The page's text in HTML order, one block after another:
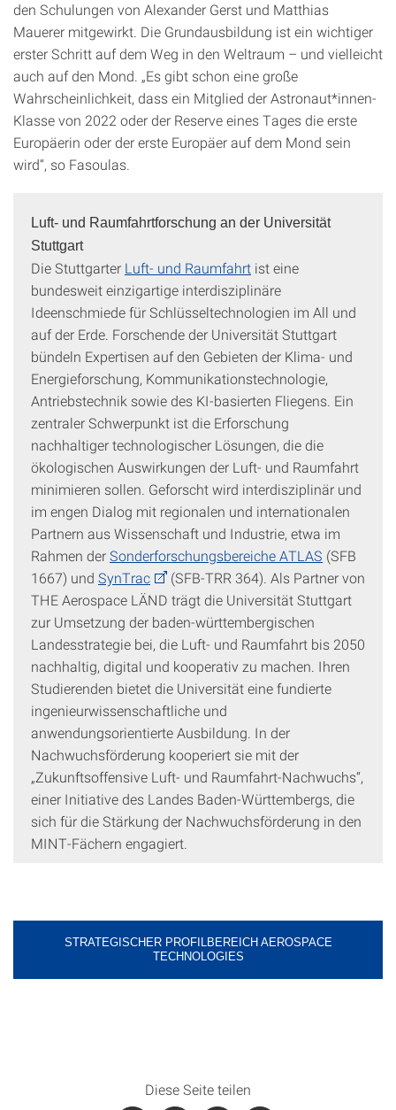
den Schulungen von Alexander Gerst und Matthias
Mauerer mitgewirkt. Die Grundausbildung ist ein wichtiger
erster Schritt auf dem Weg in den Weltraum – und vielleicht
auch auf den Mond. „Es gibt schon eine große
Wahrscheinlichkeit, dass ein Mitglied der Astronaut*innen-
Klasse von 2022 oder der Reserve eines Tages die erste
Europäerin oder der erste Europäer auf dem Mond sein
wird“, so Fasoulas.
Luft- und Raumfahrtforschung an der Universität
Stuttgart
Die Stuttgarter Luft- und Raumfahrt ist eine
bundesweit einzigartige interdisziplinäre
Ideenschmiede für Schlüsseltechnologien im All und
auf der Erde. Forschende der Universität Stuttgart
bündeln Expertisen auf den Gebieten der Klima- und
Energieforschung, Kommunikationstechnologie,
Antriebstechnik sowie des KI-basierten Fliegens. Ein
zentraler Schwerpunkt ist die Erforschung
nachhaltiger technologischer Lösungen, die die
ökologischen Auswirkungen der Luft- und Raumfahrt
minimieren sollen. Geforscht wird interdisziplinär und
im engen Dialog mit regionalen und internationalen
Partnern aus Wissenschaft und Industrie, etwa im
Rahmen derSonderforschungsbereiche ATLAS (SFB
1667) und SynTrac
(SFB-TRR 364). Als Partner von
THE Aerospace LÄND trägt die Universität Stuttgart
zur Umsetzung der baden-württembergischen
Landesstrategie bei, die Luft- und Raumfahrt bis 2050
nachhaltig, digital und kooperativ zu machen. Ihren
Studierenden bietet die Universität eine fundierte
ingenieurwissenschaftliche und
anwendungsorientierte Ausbildung. In der
Nachwuchsförderung kooperiert sie mit der
„Zukunftsoffensive Luft- und Raumfahrt-Nachwuchs“,
einer Initiative des Landes Baden-Württembergs, die
sich für die Stärkung der Nachwuchsförderung in den
MINT-Fächern engagiert.
STRATEGISCHER PROFILBEREICH AEROSPACE
TECHNOLOGIES
Diese Seite teilen